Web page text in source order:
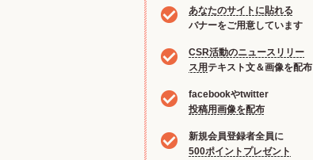
あなたのサイトに貼れる
バナーをご用意しています
CSR活動のニュースリリー
ス用テキスト文＆画像を配布
facebookやtwitter
投稿用画像を配布
新規会員登録者全員に
500ポイントプレゼント